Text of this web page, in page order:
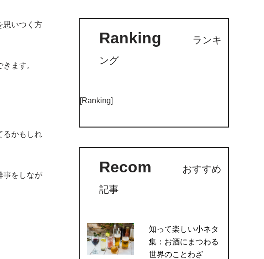
思いつく方
ます。
るかもしれ
事をしなが
Ranking
ランキ
ング
[Ranking]
Recom
おすすめ
記事
知って楽しい小ネタ
集：お酒にまつわる
世界のことわざ